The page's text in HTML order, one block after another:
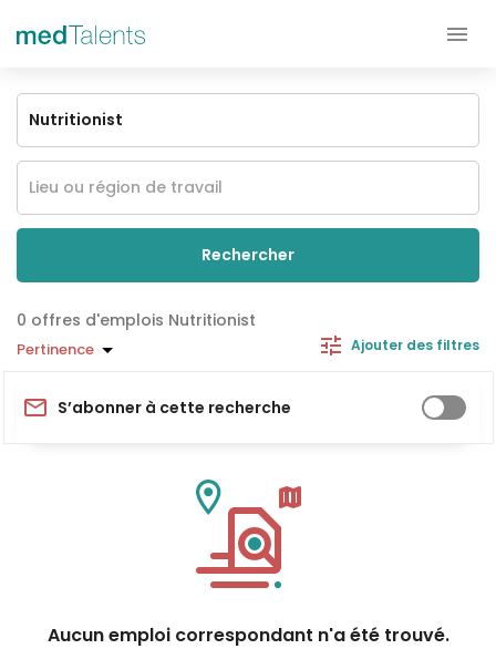
Rechercher
offres d'emplois Nutritionist
Pertinence Ajouter des filtres
S’abonner à cette recherche
Aucun emploi correspondant n'a été trouvé.